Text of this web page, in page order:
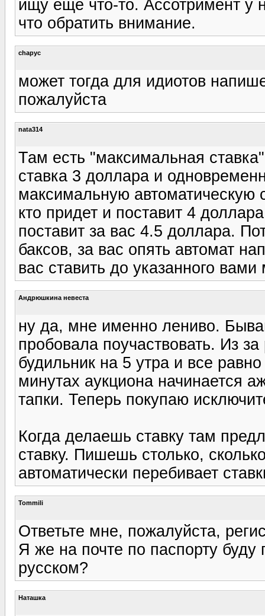
ищу еще что-то. Ассотримент у
что обратить внимание.
chapyc
может тогда для идиотов
пожалуйста
nata314
Там есть "максимальная
ставка 3 доллара и
максимальную автоматическую
кто придет и поставит 4
поставит за вас 4.5 доллара.
баксов, за вас опять автомат
вас ставить до указанного
Андрюшкина невеста
ну да, мне именно лениво.
пробовала поучаствовать. Из
будильник на 5 утра и все
минутах аукциона начинается
тапки. Теперь покупаю
Когда делаешь ставку там
ставку. Пишешь столько,
автоматически перебивает
Tommili
Ответьте мне, пожалуйста,
Я же на почте по паспорту буду
русском?
Наташка